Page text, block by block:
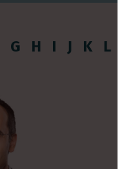
G H I J K L